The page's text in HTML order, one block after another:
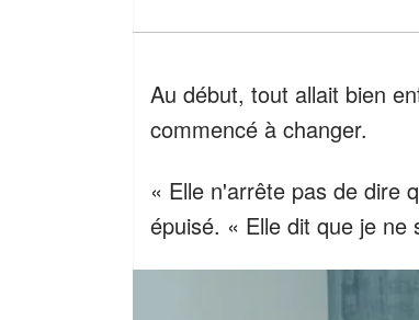
Au début, tout allait bien
commencé à changer.
« Elle n'arrête pas de dire
épuisé. « Elle dit que je